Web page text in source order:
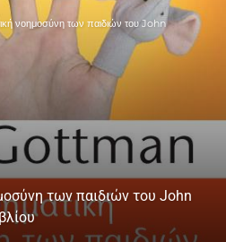
νοημοσύνη των παιδιών του John
των παιδιών του John